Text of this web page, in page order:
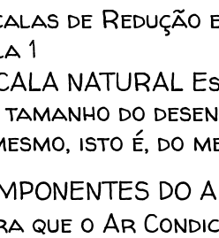
de
1
do
isto é, do
DO
que o Ar